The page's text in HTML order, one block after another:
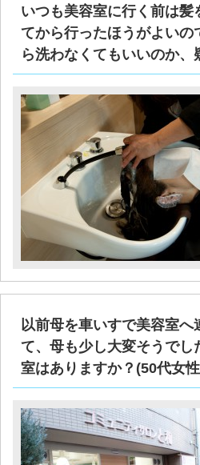
いつも美容室に行く前は
てから行ったほうがよい
ら洗わなくてもいいのか、
以前母を車いすで美容室
て、母も少し大変そうで
室はありますか？(50代女